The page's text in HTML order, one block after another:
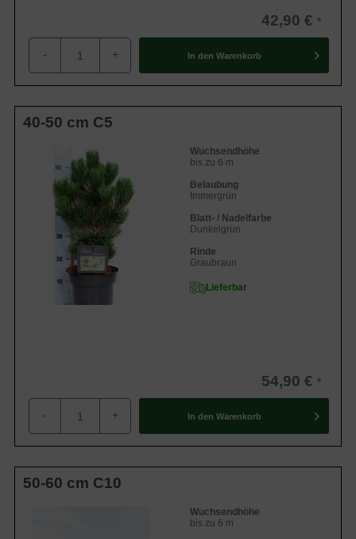
Form in unseren heimischen Anlagen,
was auf keinen nachvollziehbaren Grund
basierd.
42,90 €
- + In den Warenkorb
40-50 cm C5
Wuchsendhöhe
bis zu 6 m
Belaubung
Immergrün
Blatt- / Nadelfarbe
Dunkelgrün
Rinde
Graubraun
Lieferbar
54,90 €
- + In den Warenkorb
50-60 cm C10
Wuchsendhöhe
bis zu 6 m